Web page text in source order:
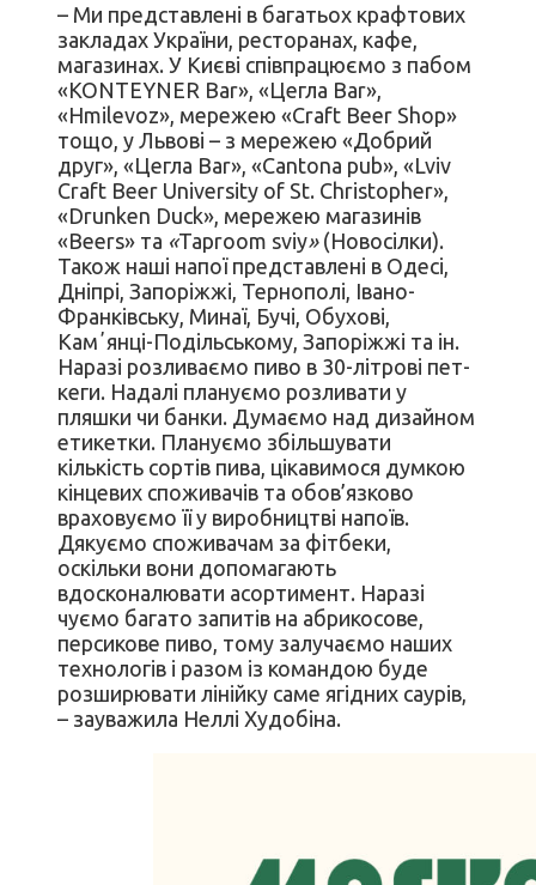
– Ми представлені в багатьох крафтових
закладах України, ресторанах, кафе,
магазинах. У Києві співпрацюємо з пабом
«KONTEYNER Bar», «Цегла Bar»,
«Hmilevoz», мережею «Craft Beer Shop»
тощо, у Львові – з мережею «Добрий
друг», «Цегла Bar», «Cantona pub», «Lviv
Craft Beer University of St. Christopher»,
«Drunken Duck», мережею магазинів
«Beers» та «Taproom sviy»(Новосілки).
Також наші напої представлені в Одесі,
Дніпрі, Запоріжжі, Тернополі, Івано-
Франківську, Минаї, Бучі, Обухові,
Камʼянці-Подільському, Запоріжжі та ін.
Наразі розливаємо пиво в 30-літрові пет-
кеги. Надалі плануємо розливати у
пляшки чи банки. Думаємо над дизайном
етикетки. Плануємо збільшувати
кількість сортів пива, цікавимося думкою
кінцевих споживачів та обов’язково
враховуємо її у виробництві напоїв.
Дякуємо споживачам за фітбеки,
оскільки вони допомагають
вдосконалювати асортимент. Наразі
чуємо багато запитів на абрикосове,
персикове пиво, тому залучаємо наших
технологів і разом із командою буде
розширювати лінійку саме ягідних саурів,
– зауважила Неллі Худобіна.